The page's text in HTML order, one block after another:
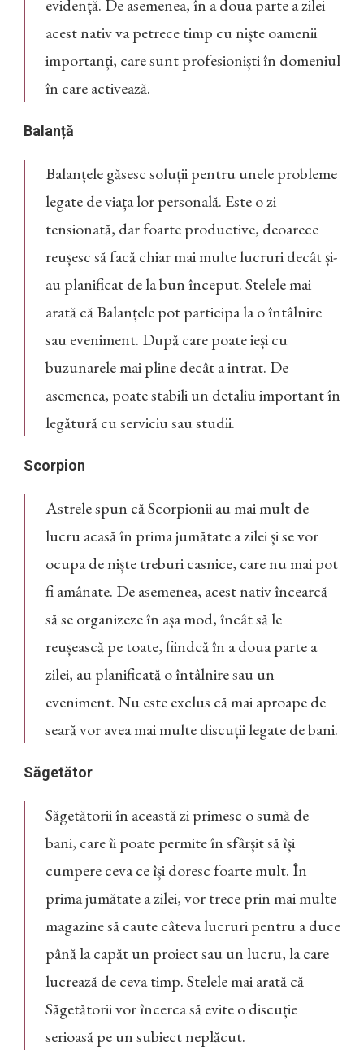
evidență. De asemenea, în a doua parte a zilei
acest nativ va petrece timp cu niște oamenii
importanți, care sunt profesioniști în domeniul
în care activează.
Balanță
Balanțele găsesc soluții pentru unele probleme
legate de viața lor personală. Este o zi
tensionată, dar foarte productive, deoarece
reușesc să facă chiar mai multe lucruri decât și-
au planificat de la bun început. Stelele mai
arată că Balanțele pot participa la o întâlnire
sau eveniment. După care poate ieși cu
buzunarele mai pline decât a intrat. De
asemenea, poate stabili un detaliu important în
legătură cu serviciu sau studii.
Scorpion
Astrele spun că Scorpionii au mai mult de
lucru acasă în prima jumătate a zilei și se vor
ocupa de niște treburi casnice, care nu mai pot
fi amânate. De asemenea, acest nativ încearcă
să se organizeze în așa mod, încât să le
reușească pe toate, fiindcă în a doua parte a
zilei, au planificată o întâlnire sau un
eveniment. Nu este exclus că mai aproape de
seară vor avea mai multe discuții legate de bani.
Săgetător
Săgetătorii în această zi primesc o sumă de
bani, care îi poate permite în sfârșit să își
cumpere ceva ce își doresc foarte mult. În
prima jumătate a zilei, vor trece prin mai multe
magazine să caute câteva lucruri pentru a duce
până la capăt un proiect sau un lucru, la care
lucrează de ceva timp. Stelele mai arată că
Săgetătorii vor încerca să evite o discuție
serioasă pe un subiect neplăcut.